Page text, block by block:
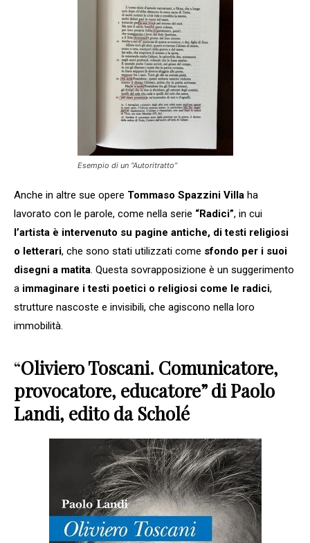
Esempio di un “Autoritratto”
Anche in altre sue opere Tommaso Spazzini Villa ha
lavorato con le parole, come nella serie “Radici”, in cui
l’artista è intervenuto su pagine antiche, di testi religiosi
o letterari, che sono stati utilizzati come sfondo per i suoi
disegni a matita . Questa sovrapposizione è un suggerimento
a immaginare i testi poetici o religiosi come le radici,
strutture nascoste e invisibili, che agiscono nella loro
immobilità.
“Oliviero Toscani. Comunicatore,
provocatore, educatore” di Paolo
Landi, edito da Scholé